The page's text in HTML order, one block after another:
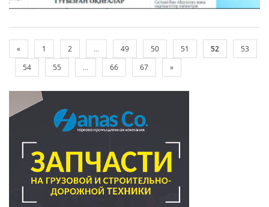
« 1 2 ... 49 50 51 52
53
54
55 ... 66 67 »